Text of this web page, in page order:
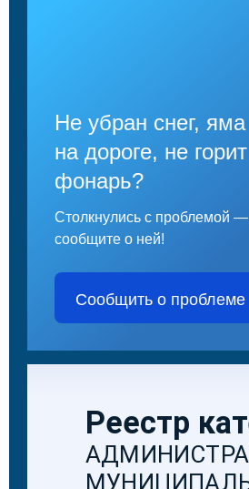
Не убран снег, яма
на дороге, не горит
фонарь?
Столкнулись с проблемой —
сообщите о ней!
Сообщить о проблеме